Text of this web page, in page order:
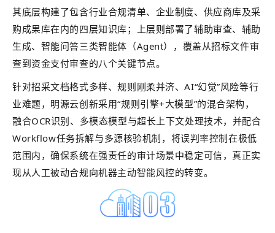
其底层构建了包含行业合规清单、企业制度、供应商库及采
购成果库在内的四层知识库；上层则部署了辅助审查、辅助
生成、智能问答三类智能体（Agent），覆盖从招标文件审
查到资金支付审查的八个关键节点。
针对招采文档格式多样、规则刚柔并济、AI“幻觉”风险等行
业难题，明源云创新采用“规则引擎+大模型”的混合架构，
融合OCR识别、多模态模型与超长上下文处理技术，并配合
Workflow任务拆解与多源核验机制，将误判率控制在极低
范围内，确保系统在强责任的审计场景中稳定可信，真正实
现从人工被动合规向机器主动智能风控的转变。